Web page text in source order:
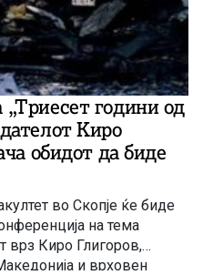
години од
Киро
обидот да биде
во Скопје ќе биде
на тема
врз Киро Глигоров,
и врховен